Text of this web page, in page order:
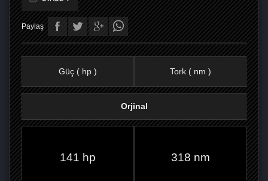
Paylaş
Güç ( hp ) Tork ( nm )
Orjinal
141 hp 318 nm